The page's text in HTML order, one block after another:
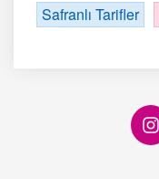
Safranlı Tarifler